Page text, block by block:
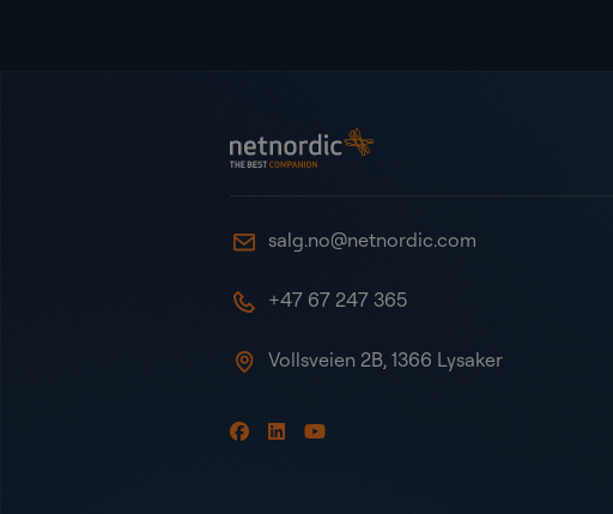
NetNordic Norway
salg.no@netnordic.com
+47 67 247 365
Vollsveien 2B, 1366 Lysaker